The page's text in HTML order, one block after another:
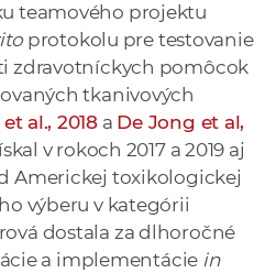
S
A
teamového projektu
protokolu pre testovanie
zdravotníckych pomôcok
tkanivových
al., 2018 a De Jong et al,
v rokoch 2017 a 2019 aj
Americkej toxikologickej
výberu v kategórii
dostala za dlhoročné
a implementácie in